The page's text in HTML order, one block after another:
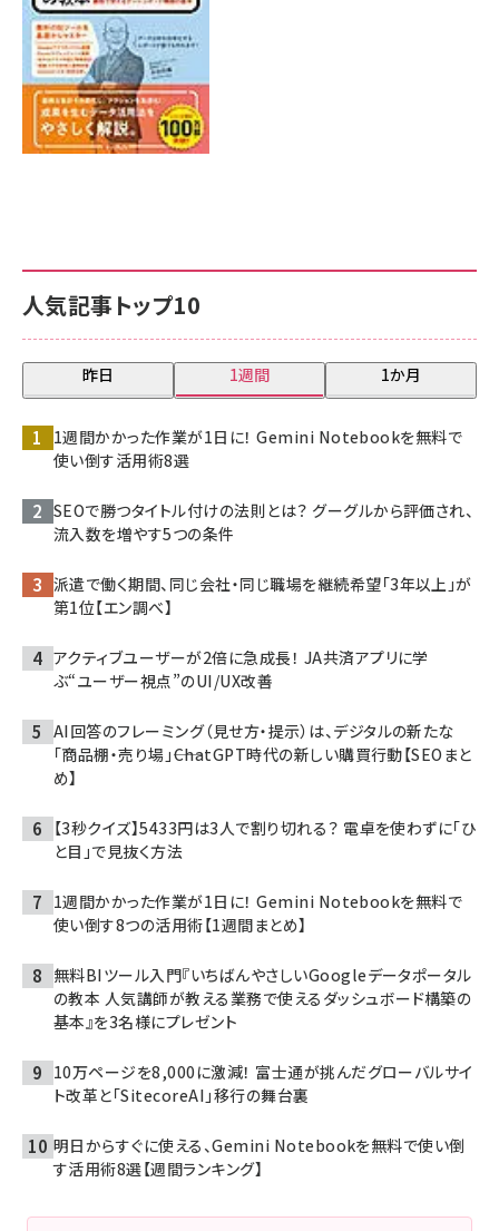
人気記事トップ10
昨日 1週間 1か月
1週間かかった作業が1日に！ Gemini Notebookを無料で
使い倒す活用術8選
SEOで勝つタイトル付けの法則とは？ グーグルから評価され、
流入数を増やす5つの条件
派遣で働く期間、同じ会社・同じ職場を継続希望「3年以上」が
第1位【エン調べ】
アクティブユーザーが2倍に急成長！ JA共済アプリに学
ぶ“ユーザー視点”のUI/UX改善
AI回答のフレーミング（見せ方・提示）は、デジタルの新たな
「商品棚・売り場」――ChatGPT時代の新しい購買行動【SEOまと
め】
【3秒クイズ】5433円は3人で割り切れる？ 電卓を使わずに「ひ
と目」で見抜く方法
1週間かかった作業が1日に！ Gemini Notebookを無料で
使い倒す8つの活用術【1週間まとめ】
無料BIツール入門『いちばんやさしいGoogleデータポータル
の教本 人気講師が教える業務で使えるダッシュボード構築の
基本』を3名様にプレゼント
10万ページを8,000に激減！ 富士通が挑んだグローバルサイ
ト改革と「SitecoreAI」移行の舞台裏
明日からすぐに使える、Gemini Notebookを無料で使い倒
す活用術8選【週間ランキング】